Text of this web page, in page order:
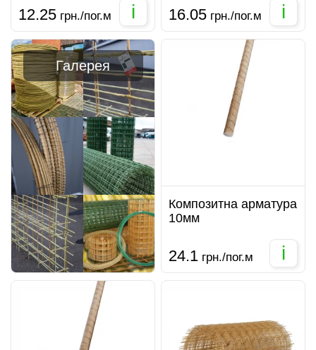
12.25 грн./пог.м i 16.05 грн./пог.м i
Галерея
Композитна арматура
10мм
24.1 грн./пог.м i